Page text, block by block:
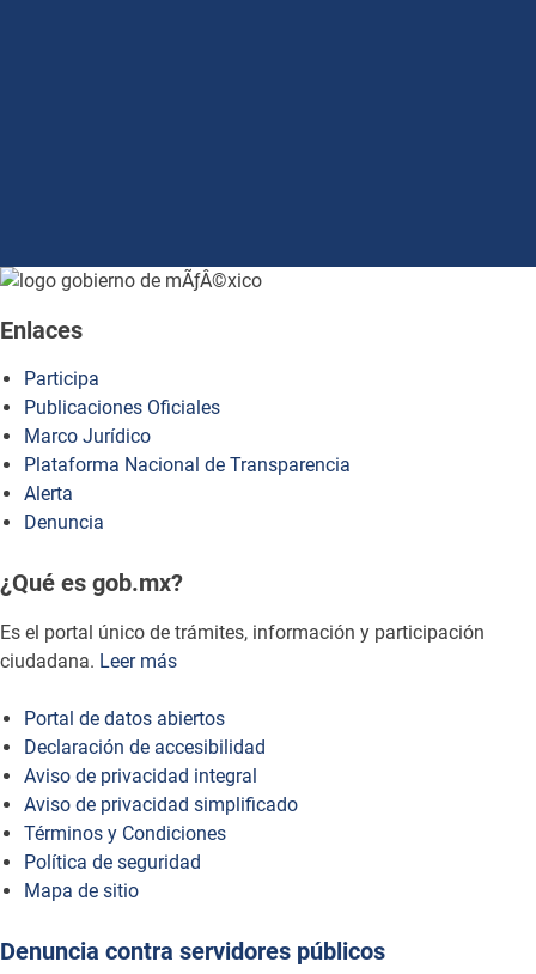
how to embed google map in website
Enlaces
Participa
Publicaciones Oficiales
Marco Jurídico
Plataforma Nacional de Transparencia
Alerta
Denuncia
¿Qué es gob.mx?
Es el portal único de trámites, información y participación
ciudadana. Leer más
Portal de datos abiertos
Declaración de accesibilidad
Aviso de privacidad integral
Aviso de privacidad simplificado
Términos y Condiciones
Política de seguridad
Mapa de sitio
Denuncia contra servidores públicos